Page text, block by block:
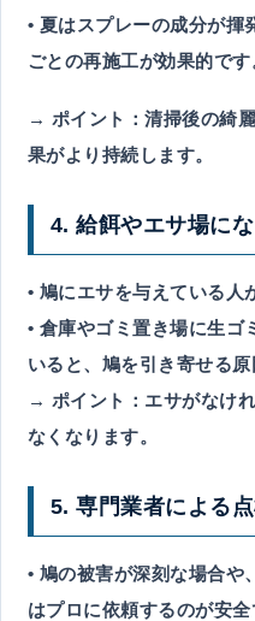
• 夏はスプレーの成分が揮
ごとの再施工が効果的です
→ ポイント：清掃後の綺
果がより持続します。
4. 給餌やエサ場に
• 鳩にエサを与えている人
• 倉庫やゴミ置き場に生ゴ
いると、鳩を引き寄せる原
→ ポイント：エサがなけ
なくなります。
5. 専門業者による
• 鳩の被害が深刻な場合や
はプロに依頼するのが安全